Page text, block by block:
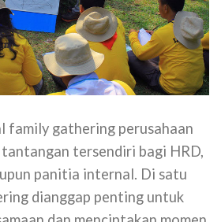
family gathering perusahaan
tersendiri bagi HRD,
panitia internal. Di satu
dianggap penting untuk